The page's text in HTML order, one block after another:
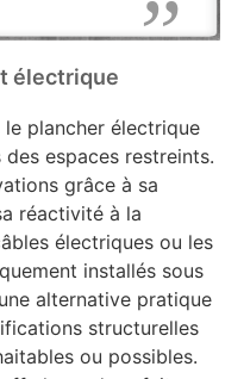
électrique
le plancher électrique
espaces restreints.
grâce à sa
réactivité à la
électriques ou les
installés sous
alternative pratique
structurelles
ou possibles.